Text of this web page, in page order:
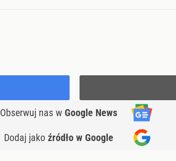
Obserwuj nas w Google News
Dodaj jako źródło w Google